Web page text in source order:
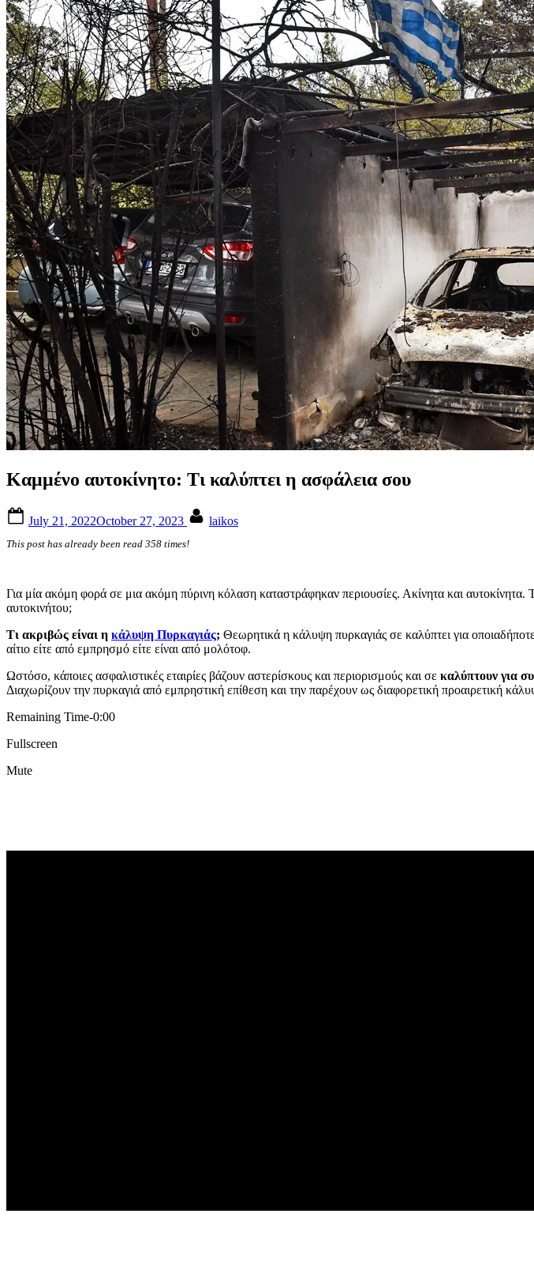
Καμμένο αυτοκίνητο: Τι καλύπτει η ασφάλεια σου
on
July 21, 2022October 27, 2023 laikos
This post has already been read 358 times!
Για μία ακόμη φορά σε μια ακόμη πύρινη κόλαση καταστράφηκαν περιουσίες. Ακίνητα και
αυτοκινήτου;
Τι ακριβώς είναι η κάλυψη Πυρκαγιάς; Θεωρητικά η κάλυψη πυρκαγιάς σε καλύπτει για
αίτιο είτε από εμπρησμό είτε είναι από μολότοφ.
Ωστόσο, κάποιες ασφαλιστικές εταιρίες βάζουν αστερίσκους και περιορισμούς και σε καλύπτουν για
Διαχωρίζουν την πυρκαγιά από εμπρηστική επίθεση και την παρέχουν ως διαφορετική προαιρετική
Remaining Time-0:00
Fullscreen
Mute